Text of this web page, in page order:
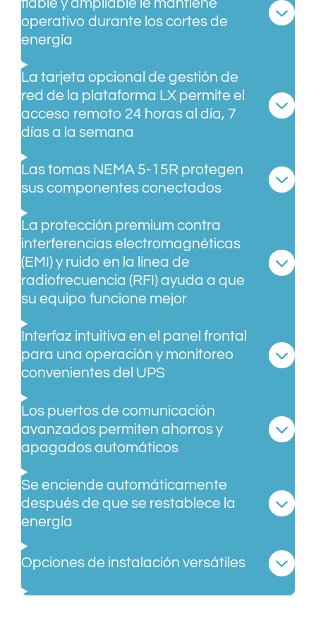
fiable y ampliable le mantiene
operativo durante los cortes de
energía
La tarjeta opcional de gestión de
red de la plataforma LX permite el
acceso remoto 24 horas al día, 7
días a la semana
Las tomas NEMA 5-15R protegen
sus componentes conectados
La protección premium contra
interferencias electromagnéticas
(EMI) y ruido en la línea de
radiofrecuencia (RFI) ayuda a que
su equipo funcione mejor
Interfaz intuitiva en el panel frontal
para una operación y monitoreo
convenientes del UPS
Los puertos de comunicación
avanzados permiten ahorros y
apagados automáticos
Se enciende automáticamente
después de que se restablece la
energía
Opciones de instalación versátiles